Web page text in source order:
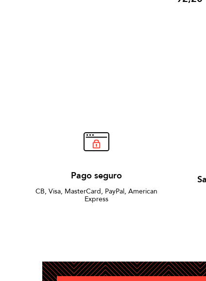
Precio
Pago seguro
CB, Visa, MasterCard, PayPal, American
Express